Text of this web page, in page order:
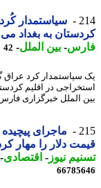
سیاستمدار کُرد:
به بغداد می
-بین الملل-42 ماه پیش - سه شنبه 2 اسفند 1401، 13:15
کرد عراق گفت
در اقلیم
الملل خبرگزاری فارس،
ماجرای پیچیده
دلار را مهار کرد؟
نیوز-اقتصادی-42 ماه پیش - دوشنبه 24 بهمن 1401، 11:25